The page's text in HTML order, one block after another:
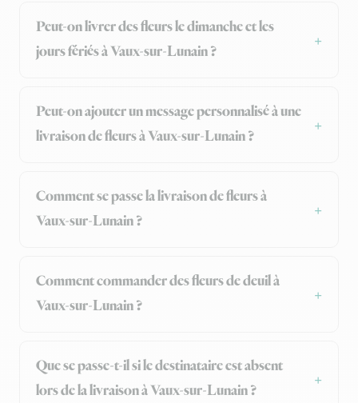
Peut-on livrer des fleurs le dimanche et les
jours fériés à Vaux-sur-Lunain ?
Peut-on ajouter un message personnalisé à une
livraison de fleurs à Vaux-sur-Lunain ?
Comment se passe la livraison de fleurs à
Vaux-sur-Lunain ?
Comment commander des fleurs de deuil à
Vaux-sur-Lunain ?
Que se passe-t-il si le destinataire est absent
lors de la livraison à Vaux-sur-Lunain ?